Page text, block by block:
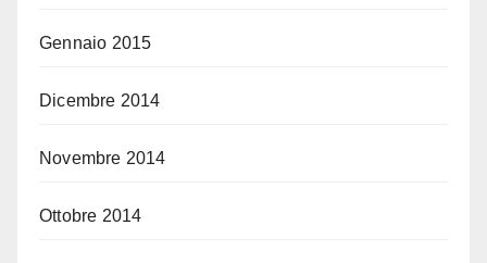
Gennaio 2015
Dicembre 2014
Novembre 2014
Ottobre 2014